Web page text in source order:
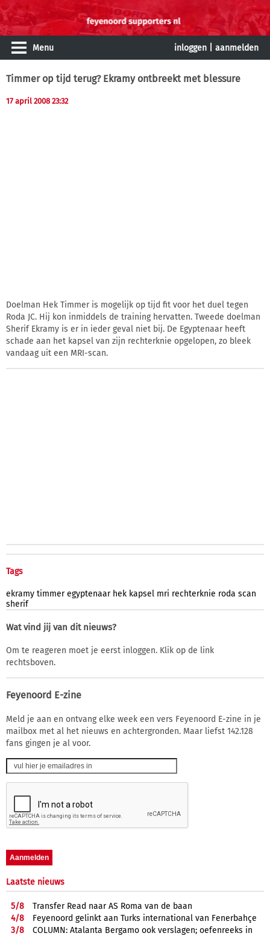
Menu inloggen aanmelden
Timmer op tijd terug? Ekramy ontbreekt met blessure
17 april 2008 23:32
Doelman Hek Timmer is mogelijk op tijd fit voor het duel tegen
Roda JC. Hij kon inmiddels de training hervatten. Tweede doelman
Sherif Ekramy is er in ieder geval niet bij. De Egyptenaar heeft
schade aan het kapsel van zijn rechterknie opgelopen, zo bleek
vandaag uit een MRI-scan.
Tags
ekramy timmer egyptenaar hek kapsel mri rechterknie roda scan
sherif
Wat vind jij van dit nieuws?
Om te reageren moet je eerst inloggen. Klik op de link
rechtsboven.
Feyenoord E-zine
Meld je aan en ontvang elke week een vers Feyenoord E-zine in je
mailbox met al het nieuws en achtergronden. Maar liefst 142.128
fans gingen je al voor.
Laatste nieuws
5/8
Transfer Read naar AS Roma van de baan
4/8
Feyenoord gelinkt aan Turks international van Fenerbahçe
3/8
COLUMN: Atalanta Bergamo ook verslagen; oefenreeks in